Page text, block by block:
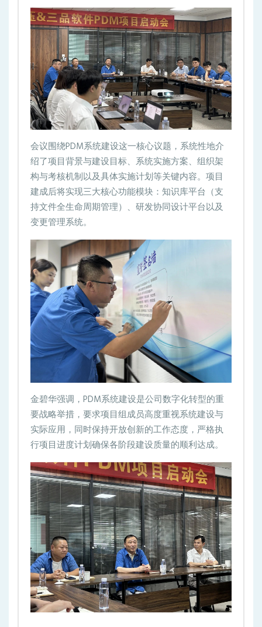
会议围绕PDM系统建设这一核心议题，系统性地介
绍了项目背景与建设目标、系统实施方案、组织架
构与考核机制以及具体实施计划等关键内容。项目
建成后将实现三大核心功能模块：知识库平台（支
持文件全生命周期管理）、研发协同设计平台以及
变更管理系统。
金碧华强调，PDM系统建设是公司数字化转型的重
要战略举措，要求项目组成员高度重视系统建设与
实际应用，同时保持开放创新的工作态度，严格执
行项目进度计划确保各阶段建设质量的顺利达成。